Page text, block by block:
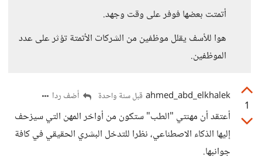
أتمتت بعضها فوفر على وقت وجهد.
هوا للأسف يقلل موظفين من الشركات الأتمتة تؤثر على عدد
الموظفين.
1
ahmed_abd_elkhalek قبل سنة واحدة أضف ردا
أعتقد أن مهنتي "الطب" ستكون من أواخر المهن التي سيزحف
إليها الذكاء الاصطناعي، نظرا للتدخل البشري الحقيقي في كافة
جوانبها.